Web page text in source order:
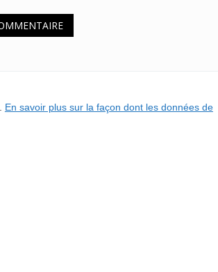
En savoir plus sur la façon dont les données de